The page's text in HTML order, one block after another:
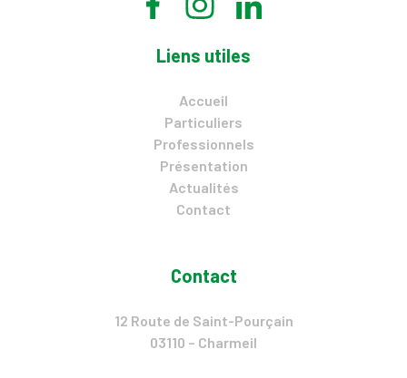
Liens utiles
Accueil
Particuliers
Professionnels
Présentation
Actualités
Contact
Contact
12 Route de Saint-Pourçain
03110 – Charmeil